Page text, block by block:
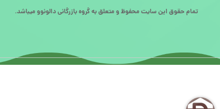
تمام حقوق این سایت محفوظ و متعلق به گروه بازرگانی دالونوو میباشد.